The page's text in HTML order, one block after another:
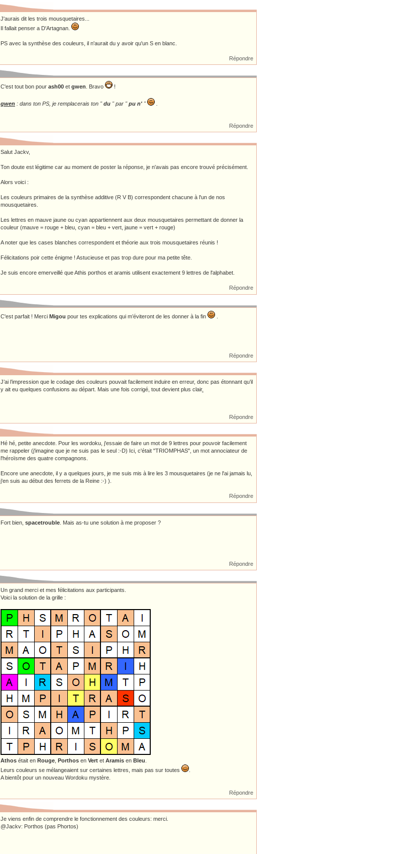
J'aurais dit les trois mousquetaires...
Il fallait penser a D'Artagnan.
PS avec la synthèse des couleurs, il n'aurait du y avoir qu'un S en blanc.
Répondre
C'est tout bon pour ash00 et gwen . Bravo !
gwen : dans ton PS, je remplacerais ton "du " par "pu n' "
Répondre
Salut Jackv,
Ton doute est légitime car au moment de poster la réponse, je n'avais pas encore trouvé précisément.
Alors voici :
Les couleurs primaires de la synthèse additive (R V B) correspondent chacune à l'un de nos
mousquetaires.
Les lettres en mauve jaune ou cyan appartiennent aux deux mousquetaires permettant de donner la
couleur (mauve = rouge + bleu, cyan = bleu + vert, jaune = vert + rouge)
A noter que les cases blanches correspondent et théorie aux trois mousquetaires réunis !
Félicitations poir cette énigme ! Astucieuse et pas trop dure pour ma petite tête.
Je suis encore emerveillé que Athis porthos et aramis utilisent exactement 9 lettres de l'alphabet.
Répondre
C'est parfait ! Merci Migou pour tes explications qui m’éviteront de les donner à la fin
Répondre
J’ai l’impression que le codage des couleurs pouvait facilement induire en erreur, donc pas étonnant qu’il
y ait eu quelques confusions au départ. Mais une fois corrigé, tout devient plus clair.
Répondre
Hé hé, petite anecdote. Pour les wordoku, j'essaie de faire un mot de 9 lettres pour pouvoir facilement
me rappeler (j'imagine que je ne suis pas le seul :-D) Ici, c'était "TRIOMPHAS", un mot annociateur de
l'héroïsme des quatre compagnons.
Encore une anecdote, il y a quelques jours, je me suis mis à lire les 3 mousquetaires (je ne l'ai jamais lu,
j'en suis au début des ferrets de la Reine :-) ).
Répondre
Fort bien, spacetrouble . Mais as-tu une solution à me proposer ?
Répondre
Un grand merci et mes félicitations aux participants.
Voici la solution de la grille :
Athos était en Rouge Porthos en Vert et Aramis en Bleu
Leurs couleurs se mélangeaient sur certaines lettres, mais pas sur toutes
A bientôt pour un nouveau Wordoku mystère.
Répondre
Je viens enfin de comprendre le fonctionnement des couleurs: merci.
@Jackv: Porthos (pas Phortos)